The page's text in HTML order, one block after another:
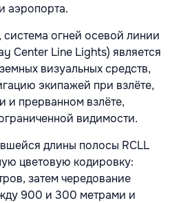
аэропорта.
огней осевой линии
Center Line Lights) является
визуальных средств,
экипажей при взлёте,
и прерванном взлёте,
видимости.
длины полосы RCLL
цветовую кодировку:
затем чередование
900 и 300 метрами и